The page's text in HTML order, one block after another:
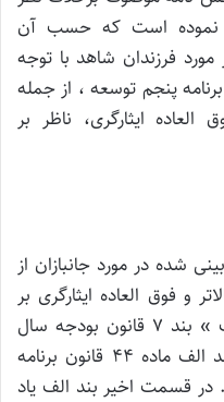
نموده است که حسب آن
فرزندان شاهد با توجه
«الف» ماده 44 قانون برنامه پنجم توسعه ، از جمله
ایثارگری، ناظر بر
شده در مورد جانبازان از
و فوق العاده ایثارگری بر
فرزندان شاهد به استناد جزء « ک » بند 7 قانون بودجه سال
1389 و سپس با توجه به مفاد بند الف ماده 44 قانون برنامه
قسمت اخیر بند الف یاد